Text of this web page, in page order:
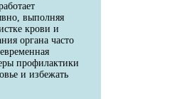
выполняя
крови и
органа часто
профилактики
и избежать